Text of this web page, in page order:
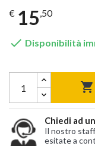
€ 15,50
 Disponibilità

Chiedi ad
Il nostro
esitate a